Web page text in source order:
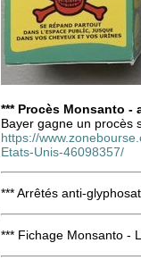
*** Procès Monsanto -
Bayer gagne un procès
https://
Etats-Unis-46098357/
*** Arrêtés anti-
*** Fichage Monsanto -